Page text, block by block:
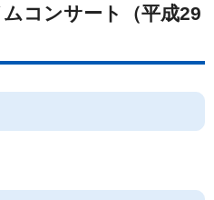
コンサート（平成29